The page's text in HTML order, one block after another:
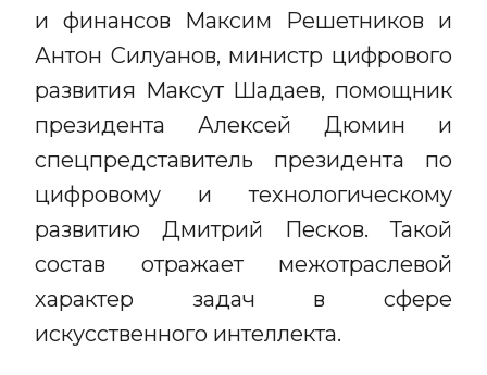
и финансов Максим Решетников и
Антон Силуанов, министр цифрового
развития Максут Шадаев, помощник
президента Алексей Дюмин и
спецпредставитель президента по
цифровому и технологическому
развитию Дмитрий Песков. Такой
состав отражает межотраслевой
характер задач в сфере
искусственного интеллекта.